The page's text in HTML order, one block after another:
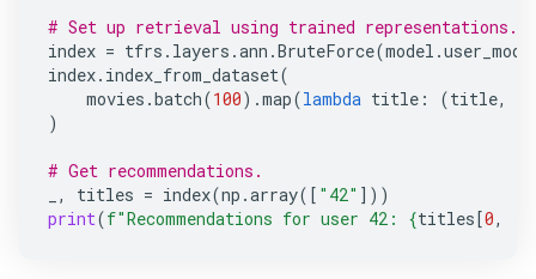
# Set up retrieval using trained representations.
index = tfrs . layers .ann .BruteForce(model .
index. index_from_dataset(
movies .batch(100) .map(lambda title : (title,
)
# Get recommendations.
, titles = index(np .array([ "42" ]))
print(f"Recommendations for user 42: {titles[0,